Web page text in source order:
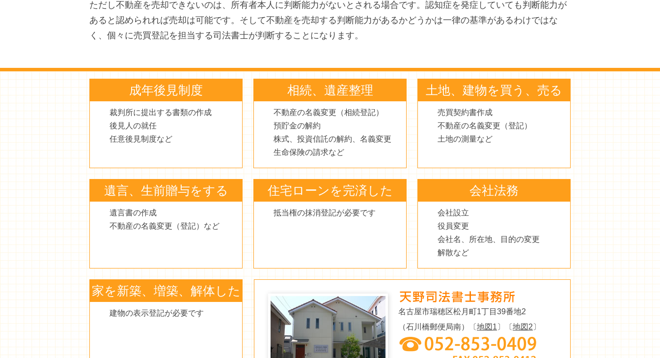
ただし不動産を売却できないのは、所有者本人に判断能力がないとされる場合です。認知症を発症していても判断能力が
あると認められれば売却は可能です。そして不動産を売却する判断能力があるかどうかは一律の基準があるわけではな
く、個々に売買登記を担当する司法書士が判断することになります。
成年後見制度
裁判所に提出する書類の作成
後見人の就任
任意後見制度など
相続、遺産整理
不動産の名義変更（相続登記）
預貯金の解約
株式、投資信託の解約、名義変更
生命保険の請求など
土地、建物を買う、売る
売買契約書作成
不動産の名義変更（登記）
土地の測量など
遺言、生前贈与をする
遺言書の作成
不動産の名義変更（登記）など
住宅ローンを完済した
抵当権の抹消登記が必要です
会社法務
会社設立
役員変更
会社名、所在地、目的の変更
解散など
家を新築、増築、解体した
建物の表示登記が必要です
名古屋市瑞穂区松月町1丁目39番地2
（石川橋郵便局南）〔地図1 〕〔地図2 〕